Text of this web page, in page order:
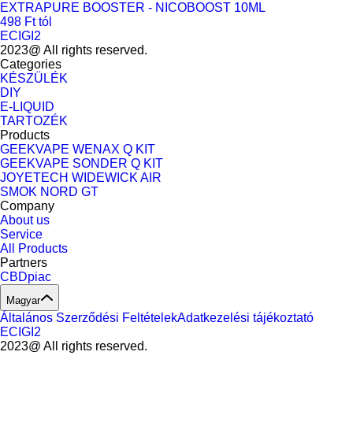
EXTRAPURE BOOSTER - NICOBOOST 10ML
498 Ft tól
ECIGI2
2023@ All rights reserved.
Categories
KÉSZÜLÉK
DIY
E-LIQUID
TARTOZÉK
Products
GEEKVAPE WENAX Q KIT
GEEKVAPE SONDER Q KIT
JOYETECH WIDEWICK AIR
SMOK NORD GT
Company
About us
Service
All Products
Partners
CBDpiac
Magyar
Általános Szerződési FeltételekAdatkezelési tájékoztató
ECIGI2
2023@ All rights reserved.